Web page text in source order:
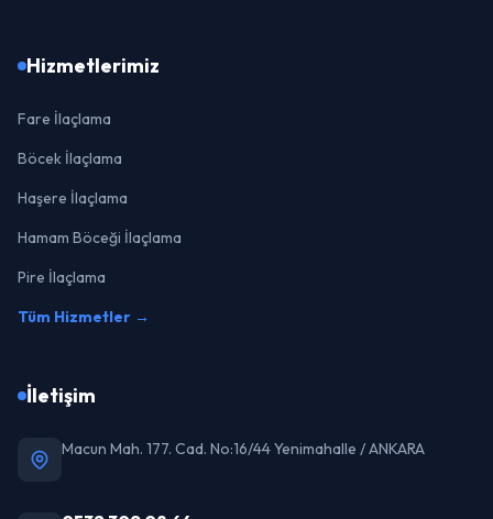
Hizmetlerimiz
Fare İlaçlama
Böcek İlaçlama
Haşere İlaçlama
Hamam Böceği İlaçlama
Pire İlaçlama
Tüm Hizmetler →
İletişim
Macun Mah. 177. Cad. No:16/44 Yenimahalle / ANKARA